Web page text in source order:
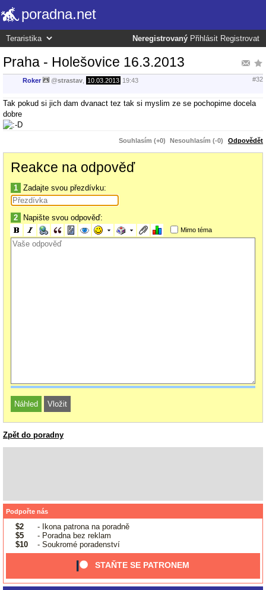
poradna.net
Neregistrovaný Přihlásit Registrovat
Praha - Holešovice 16.3.2013
Roker @strastav 10.03.2013 19:43 #32
Tak pokud si jich dam dvanact tez tak si myslim ze se pochopime docela
dobre
Souhlasím (+0) Nesouhlasím (-0) Odpovědět
Reakce na odpověď
1 Zadajte svou přezdívku:
2 Napište svou odpověď:
Mimo téma
Zpět do poradny
Podpořte nás
$2
- Ikona patrona na poradně
$5
- Poradna bez reklam
$10
- Soukromé poradenství
STAŇTE SE PATRONEM